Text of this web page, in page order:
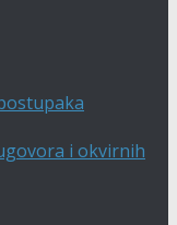
i okvirnih